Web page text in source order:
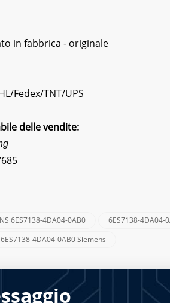
in fabbrica - originale
Fedex/TNT/UPS
delle vendite:
6ES7138-4DA04-0AB0 6ES7138-4DA04-
6ES7138-4DA04-0AB0 Siemens